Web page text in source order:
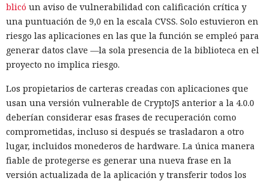
blicó un aviso de vulnerabilidad con calificación crítica y
una puntuación de 9,0 en la escala CVSS. Solo estuvieron en
riesgo las aplicaciones en las que la función se empleó para
generar datos clave —la sola presencia de la biblioteca en el
proyecto no implica riesgo.
Los propietarios de carteras creadas con aplicaciones que
usan una versión vulnerable de CryptoJS anterior a la 4.0.0
deberían considerar esas frases de recuperación como
comprometidas, incluso si después se trasladaron a otro
lugar, incluidos monederos de hardware. La única manera
fiable de protegerse es generar una nueva frase en la
versión actualizada de la aplicación y transferir todos los